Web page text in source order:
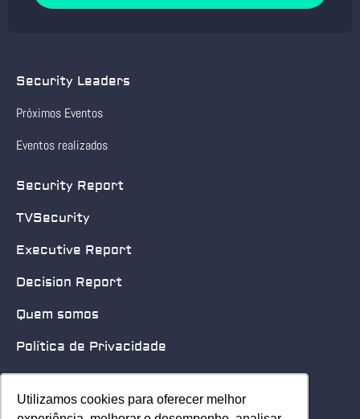
Utilizamos cookies para oferecer melhor
Utilizamos cookies para oferecer melhor
Security Leaders
Próximos Eventos
Eventos realizados
Security Report
TVSecurity
Executive Report
Decision Report
Quem somos
Política de Privacidade
Quero patrocinar
Contato